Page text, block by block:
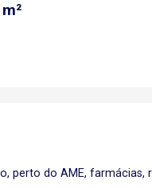
perto do AME, farmácias,